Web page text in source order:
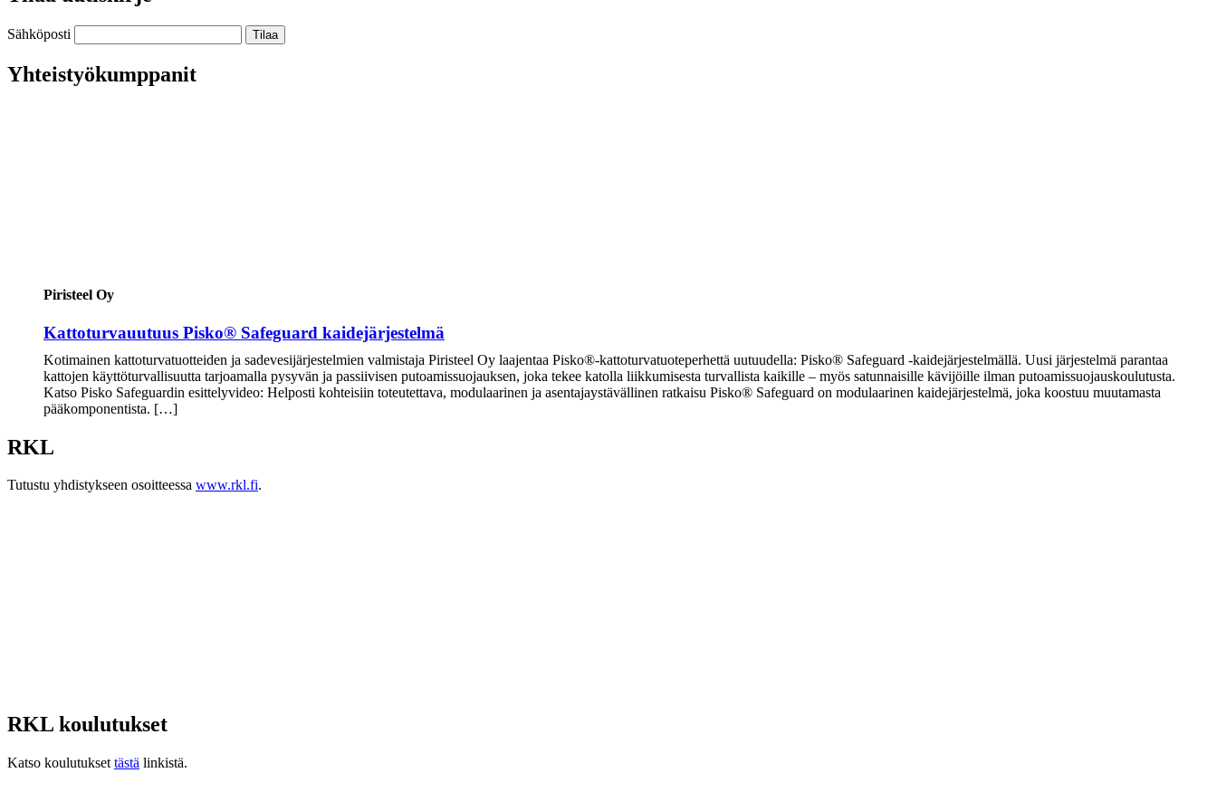
Sähköposti
Yhteistyökumppanit
Piristeel Oy
Kattoturvauutuus Pisko® Safeguard kaidejärjestelmä
Kotimainen kattoturvatuotteiden ja sadevesijärjestelmien valmistaja Piristeel Oy laajentaa Pisko®-kattoturvatuoteperhettä uutuudella: Pisko® Safeguard -kaidejärjestelmällä. Uusi järjestelmä parantaa
kattojen käyttöturvallisuutta tarjoamalla pysyvän ja passiivisen putoamissuojauksen, joka tekee katolla liikkumisesta turvallista kaikille – myös satunnaisille kävijöille ilman putoamissuojauskoulutusta.
Katso Pisko Safeguardin esittelyvideo: Helposti kohteisiin toteutettava, modulaarinen ja asentajaystävällinen ratkaisu Pisko® Safeguard on modulaarinen kaidejärjestelmä, joka koostuu muutamasta
pääkomponentista. […]
RKL
Tutustu yhdistykseen osoitteessa www.rkl.fi.
RKL koulutukset
Katso koulutukset tästä linkistä.